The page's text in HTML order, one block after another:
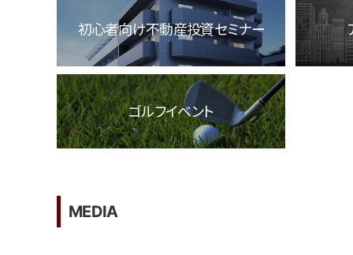
初心者向け不動産投資セミナー
ゴルフイベント
MEDIA